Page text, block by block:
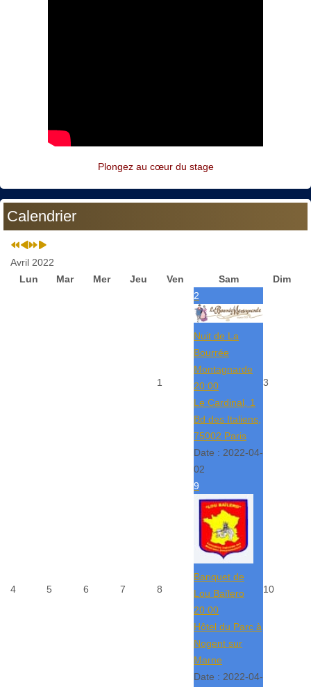
Plongez au cœur du stage
Calendrier
Avril 2022
Lun
Mar Mer Jeu Ven Sam Dim
1
2
Nuit de La
Bourrée
Montagnarde
20:00
Le Cardinal, 1
Bd des Italiens,
75002 Paris
Date : 2022-04-
02
3
4 5 6 7 8
9
Banquet de
Lou Baïlero
20:00
Hôtel du Parc à
Nogent sur
Marne
Date : 2022-04-
10